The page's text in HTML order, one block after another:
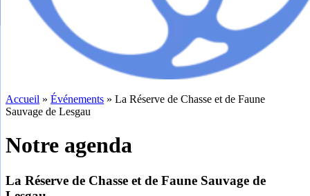
Accueil » Événements » La Réserve de Chasse et de Faune
Sauvage de Lesgau
Notre agenda
La Réserve de Chasse et de Faune Sauvage de